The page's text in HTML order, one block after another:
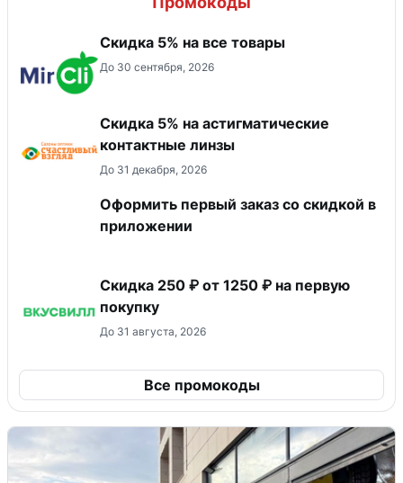
Скидка 5% на все товары
До 30 сентября, 2026
Скидка 5% на астигматические
контактные линзы
До 31 декабря, 2026
Оформить первый заказ со скидкой в
приложении
Скидка 250 ₽ от 1250 ₽ на первую
покупку
До 31 августа, 2026
Все промокоды